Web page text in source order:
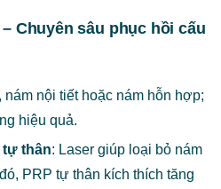
Chuyên sâu phục hồi cấu
nám nội tiết hoặc nám hỗn hợp;
hiệu quả.
tự thân: Laser giúp loại bỏ nám
PRP tự thân kích thích tăng